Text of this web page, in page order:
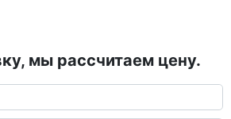
мы рассчитаем цену.